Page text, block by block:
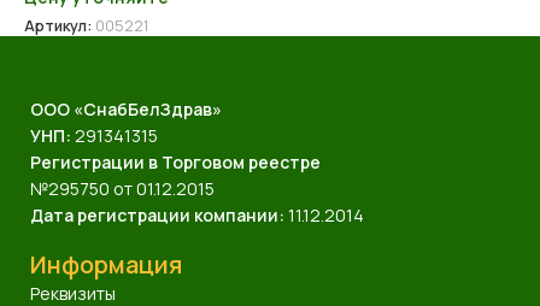
Артикул: 005221
ООО «СнабБелЗдрав»
УНП: 291341315
Регистрации в Торговом реестре
№295750 от 01.12.2015
Дата регистрации компании: 11.12.2014
Информация
Реквизиты